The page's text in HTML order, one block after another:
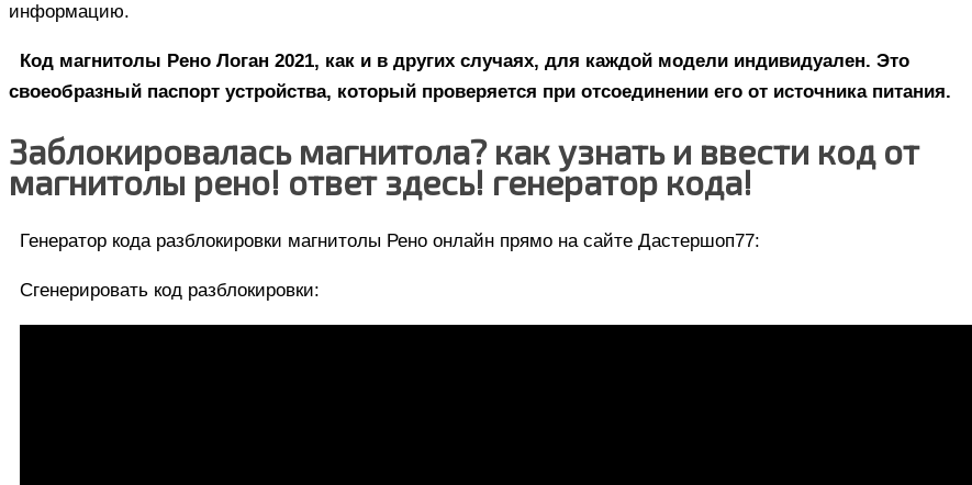
информацию.
Код магнитолы Рено Логан 2021, как и в других случаях, для каждой модели индивидуален. Это
своеобразный паспорт устройства, который проверяется при отсоединении его от источника питания.
Заблокировалась магнитола? как узнать и ввести код от
магнитолы рено! ответ здесь! генератор кода!
Генератор кода разблокировки магнитолы Рено онлайн прямо на сайте Дастершоп77:
Сгенерировать код разблокировки: